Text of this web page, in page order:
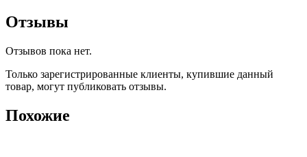
Отзывы
Отзывов пока нет.
Только зарегистрированные клиенты, купившие данный
товар, могут публиковать отзывы.
Похожие